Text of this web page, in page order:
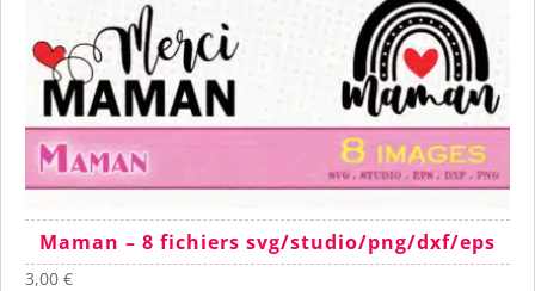
Maman – 8 fichiers svg/studio/png/dxf/eps
3,00 €